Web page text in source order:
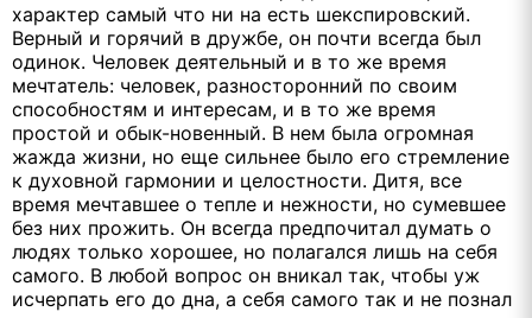
характер самый что ни на есть шекспировский.
Верный и горячий в дружбе, он почти всегда был
одинок. Человек деятельный и в то же время
мечтатель: человек, разносторонний по своим
способностям и интересам, и в то же время
простой и обык-новенный. В нем была огромная
жажда жизни, но еще сильнее было его стремление
к духовной гармонии и целостности. Дитя, все
время мечтавшее о тепле и нежности, но сумевшее
без них прожить. Он всегда предпочитал думать о
людях только хорошее, но полагался лишь на себя
самого. В любой вопрос он вникал так, чтобы уж
исчерпать его до дна, а себя самого так и не познал